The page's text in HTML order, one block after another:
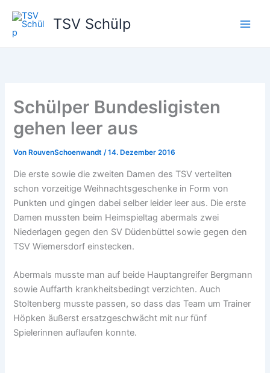
Inhalt
springen
TSV Schülp
Schülper Bundesligisten
gehen leer aus
Von RouvenSchoenwandt/14. Dezember 2016
Die erste sowie die zweiten Damen des TSV verteilten
schon vorzeitige Weihnachtsgeschenke in Form von
Punkten und gingen dabei selber leider leer aus. Die erste
Damen mussten beim Heimspieltag abermals zwei
Niederlagen gegen den SV Düdenbüttel sowie gegen den
TSV Wiemersdorf einstecken.
Abermals musste man auf beide Hauptangreifer Bergmann
sowie Auffarth krankheitsbedingt verzichten. Auch
Stoltenberg musste passen, so dass das Team um Trainer
Höpken äußerst ersatzgeschwächt mit nur fünf
Spielerinnen auflaufen konnte.